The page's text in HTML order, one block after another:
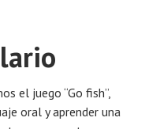
el juego “Go fish”,
oral y aprender una